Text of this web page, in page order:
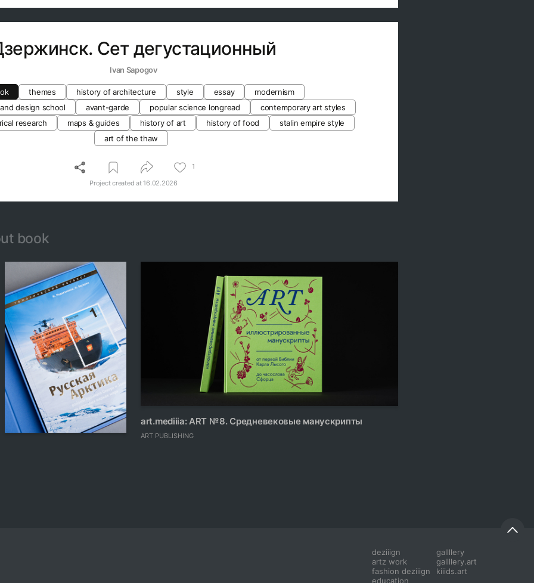
Сет дегустационный
Ivan Sapogov
themes history of architecture style essay
modernism
design school
avant-garde popular science longread
contemporary art styles
research
maps & guides history of art history of food
stalin empire style
art of the thaw
1
Project created at16.02.2026
book
Andy Martin 54 art.mediiia: ART № 8. Средневековые манускрипты
ART PUBLISHING
deziiign
artz work
fashion deziiign
education
gallllery
gallllery.art
kiiids.art